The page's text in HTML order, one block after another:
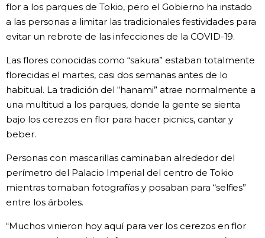
Avisos
flor a los parques de Tokio, pero el Gobierno ha instado
a las personas a limitar las tradicionales festividades para
evitar un rebrote de las infecciones de la COVID-19.
Las flores conocidas como “sakura” estaban totalmente
florecidas el martes, casi dos semanas antes de lo
habitual. La tradición del “hanami” atrae normalmente a
una multitud a los parques, donde la gente se sienta
bajo los cerezos en flor para hacer picnics, cantar y
beber.
Personas con mascarillas caminaban alrededor del
perímetro del Palacio Imperial del centro de Tokio
mientras tomaban fotografías y posaban para “selfies”
entre los árboles.
“Muchos vinieron hoy aquí para ver los cerezos en flor